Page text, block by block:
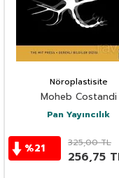
Nöroplastisite
Moheb Costandi
Pan Yayıncılık
%21 325,00TL
256,75